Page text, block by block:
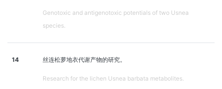
Genotoxic and antigenotoxic potentials of two Usnea
species.
14 丝连松萝地衣代谢产物的研究。
Research for the lichen Usnea barbata metabolites.